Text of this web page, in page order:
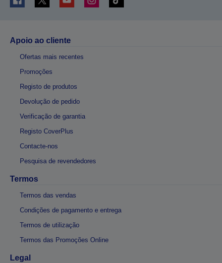
Apoio ao cliente
Ofertas mais recentes
Promoções
Registo de produtos
Devolução de pedido
Verificação de garantia
Registo CoverPlus
Contacte-nos
Pesquisa de revendedores
Termos
Termos das vendas
Condições de pagamento e entrega
Termos de utilização
Termos das Promoções Online
Legal